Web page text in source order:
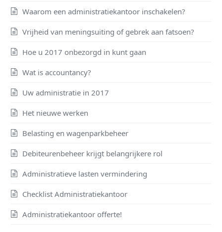
Waarom een administratiekantoor inschakelen?
Vrijheid van meningsuiting of gebrek aan fatsoen?
Hoe u 2017 onbezorgd in kunt gaan
Wat is accountancy?
Uw administratie in 2017
Het nieuwe werken
Belasting en wagenparkbeheer
Debiteurenbeheer krijgt belangrijkere rol
Administratieve lasten vermindering
Checklist Administratiekantoor
Administratiekantoor offerte!